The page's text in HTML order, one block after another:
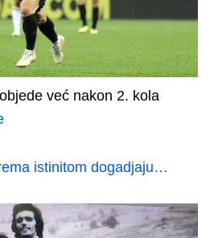
već nakon 2. kola
istinitom dogadjaju…